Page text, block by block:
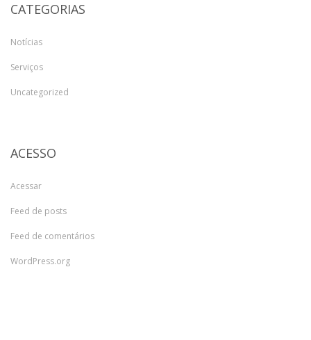
CATEGORIAS
Notícias
Serviços
Uncategorized
ACESSO
Acessar
Feed de posts
Feed de comentários
WordPress.org